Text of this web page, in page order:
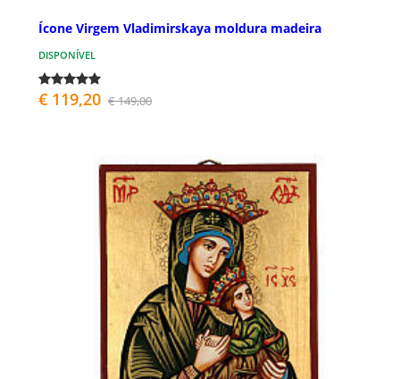
Ícone Virgem Vladimirskaya moldura madeira
DISPONÍVEL
€ 119,20 € 149,00